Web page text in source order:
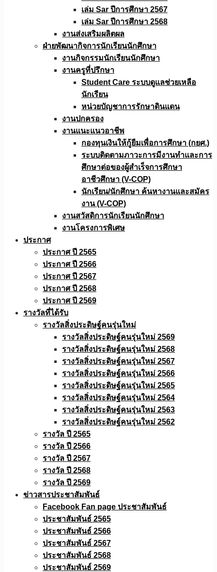
เล่ม Sar ปีการศึกษา 2567
เล่ม Sar ปีการศึกษา 2568
งานส่งเสริมผลิตผล
ฝ่ายพัฒนากิจการนักเรียนนักศึกษา
งานกิจกรรมนักเรียนนักศึกษา
งานครูที่ปรึกษา
Student Care ระบบดูแลช่วยเหลือ
นักเรียน
หน่วยบัญชาการรักษาดินแดน
งานปกครอง
งานแนะแนวอาชีพ
กองทุนเงินให้กู้ยืมเพื่อการศึกษา (กยศ.)
ระบบติดตามภาวะการมีงานทำและการ
ศึกษาต่อของผู้สำเร็จการศึกษา
อาชีวศึกษา (V-COP)
นักเรียน/นักศึกษา ค้นหางานและสมัคร
งาน (V-COP)
งานสวัสดิการนักเรียนนักศึกษา
งานโครงการพิเศษ
ประกาศ
ประกาศ ปี 2565
ประกาศ ปี 2566
ประกาศ ปี 2567
ประกาศ ปี 2568
ประกาศ ปี 2569
รางวัลที่ได้รับ
รางวัลสิ่งประดิษฐ์คนรุ่นใหม่
รางวัลสิ่งประดิษฐ์คนรุ่นใหม่ 2569
รางวัลสิ่งประดิษฐ์คนรุ่นใหม่ 2568
รางวัลสิ่งประดิษฐ์คนรุ่นใหม่ 2567
รางวัลสิ่งประดิษฐ์คนรุ่นใหม่ 2566
รางวัลสิ่งประดิษฐ์คนรุ่นใหม่ 2565
รางวัลสิ่งประดิษฐ์คนรุ่นใหม่ 2564
รางวัลสิ่งประดิษฐ์คนรุ่นใหม่ 2563
รางวัลสิ่งประดิษฐ์คนรุ่นใหม่ 2562
รางวัล ปี 2565
รางวัล ปี 2566
รางวัล ปี 2567
รางวัล ปี 2568
รางวัล ปี 2569
ข่าวสารประชาสัมพันธ์
Facebook Fan page ประชาสัมพันธ์
ประชาสัมพันธ์ 2565
ประชาสัมพันธ์ 2566
ประชาสัมพันธ์ 2567
ประชาสัมพันธ์ 2568
ประชาสัมพันธ์ 2569